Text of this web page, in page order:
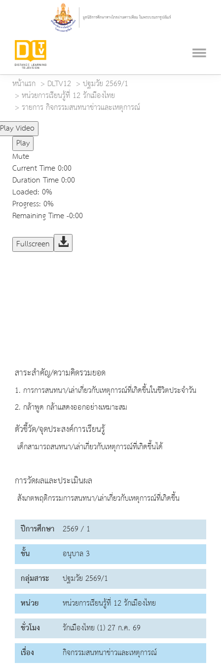
หน้าแรก DLTV12
ปฐมวัย 2569/1
หน่วยการเรียนรู้ที่ 12 รักเมืองไทย
รายการ กิจกรรมสนทนาข่าวและเหตุการณ์
Play Video
Play
Mute
Current Time0:00
Duration Time0:00
Loaded: 0%
Progress: 0%
Remaining Time-0:00
Fullscreen
สาระสำคัญ/ความคิดรวมยอด
1. การการสนทนา/เล่าเกี่ยวกับเหตุการณ์ที่เกิดขึ้นในชีวิตประจำวัน
2. กล้าพูด กล้าแสดงออกอย่างเหมาะสม
ตัวชี้วัด/จุดประสงค์การเรียนรู้
เด็กสามารถสนทนา/เล่าเกี่ยวกับเหตุการณ์ที่เกิดขึ้นได้
การวัดผลและประเมินผล
สังเกตพฤติกรรมการสนทนา/เล่าเกี่ยวกับเหตุการณ์ที่เกิดขึ้น
ปีการศึกษา 2569 / 1
ชั้น
อนุบาล 3
กลุ่มสาระ
ปฐมวัย 2569/1
หน่วย
หน่วยการเรียนรู้ที่ 12 รักเมืองไทย
ชั่วโมง
รักเมืองไทย (1) 27 ก.ค. 69
เรื่อง
กิจกรรมสนทนาข่าวและเหตุการณ์